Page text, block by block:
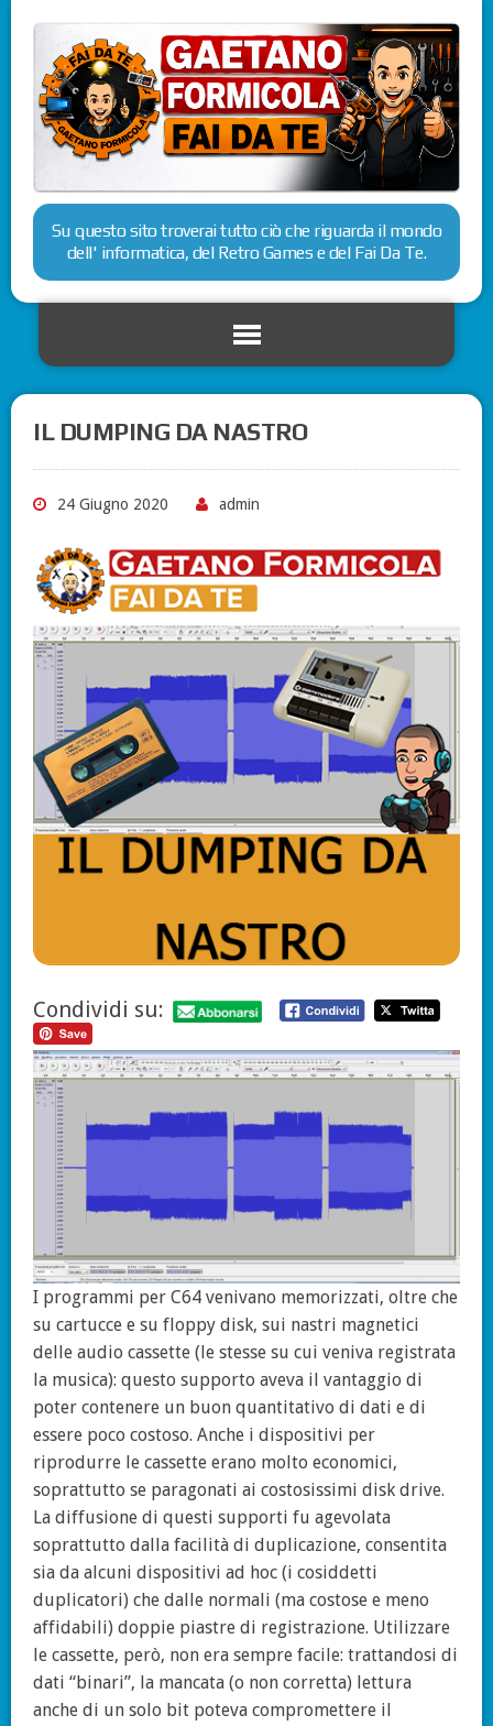
Su questo sito troverai tutto ciò che riguarda il mondo
dell' informatica, del Retro Games e del Fai Da Te.
IL DUMPING DA NASTRO
24 Giugno 2020 admin
Condividi su:
I programmi per C64 venivano memorizzati, oltre che
su cartucce e su floppy disk, sui nastri magnetici
delle audio cassette (le stesse su cui veniva registrata
la musica): questo supporto aveva il vantaggio di
poter contenere un buon quantitativo di dati e di
essere poco costoso. Anche i dispositivi per
riprodurre le cassette erano molto economici,
soprattutto se paragonati ai costosissimi disk drive.
La diffusione di questi supporti fu agevolata
soprattutto dalla facilità di duplicazione, consentita
sia da alcuni dispositivi ad hoc (i cosiddetti
duplicatori) che dalle normali (ma costose e meno
affidabili) doppie piastre di registrazione. Utilizzare
le cassette, però, non era sempre facile: trattandosi di
dati “binari”, la mancata (o non corretta) lettura
anche di un solo bit poteva compromettere il